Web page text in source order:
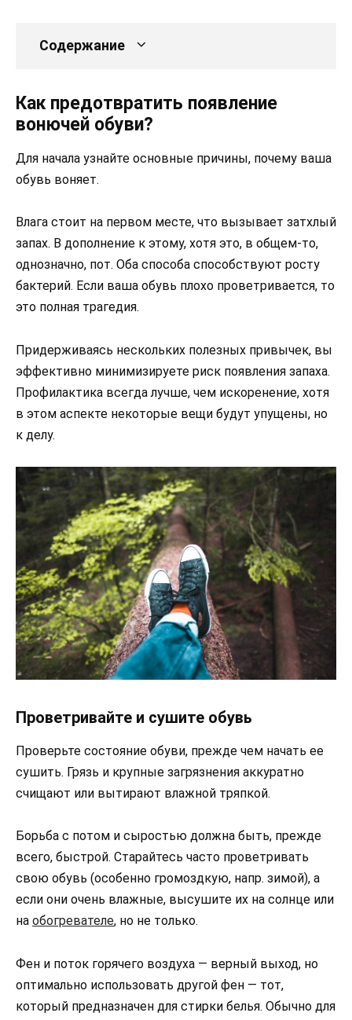
Содержание
Как предотвратить появление
вонючей обуви?
Для начала узнайте основные причины, почему ваша
обувь воняет.
Влага стоит на первом месте, что вызывает затхлый
запах. В дополнение к этому, хотя это, в общем-то,
однозначно, пот. Оба способа способствуют росту
бактерий. Если ваша обувь плохо проветривается, то
это полная трагедия.
Придерживаясь нескольких полезных привычек, вы
эффективно минимизируете риск появления запаха.
Профилактика всегда лучше, чем искоренение, хотя
в этом аспекте некоторые вещи будут упущены, но
к делу.
Проветривайте и сушите обувь
Проверьте состояние обуви, прежде чем начать ее
сушить. Грязь и крупные загрязнения аккуратно
счищают или вытирают влажной тряпкой.
Борьба с потом и сыростью должна быть, прежде
всего, быстрой. Старайтесь часто проветривать
свою обувь (особенно громоздкую, напр. зимой), а
если они очень влажные, высушите их на солнце или
на обогревателе, но не только.
Фен и поток горячего воздуха — верный выход, но
оптимально использовать другой фен — тот,
который предназначен для стирки белья. Обычно для